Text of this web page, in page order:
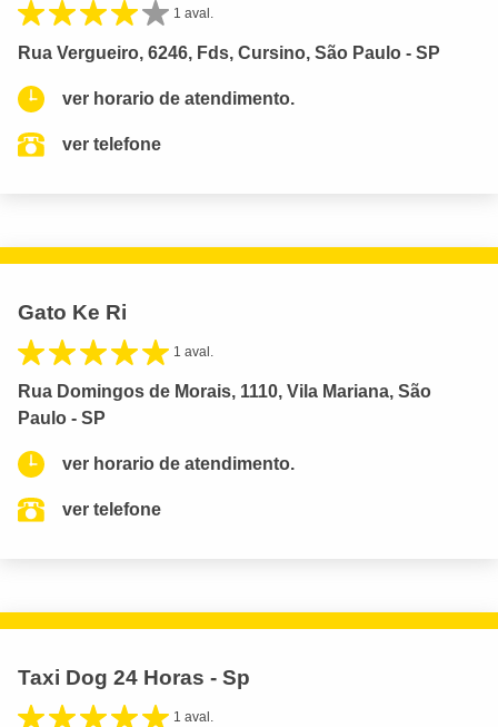
1 aval.
Rua Vergueiro, 6246, Fds, Cursino, São Paulo - SP
ver horario de atendimento.
ver telefone
Gato Ke Ri
1 aval.
Rua Domingos de Morais, 1110, Vila Mariana, São
Paulo - SP
ver horario de atendimento.
ver telefone
Taxi Dog 24 Horas - Sp
1 aval.